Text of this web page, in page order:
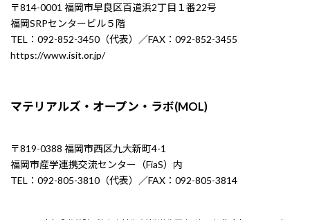
〒814-0001 福岡市早良区百道浜2丁目１番22号
福岡SRPセンタービル５階
TEL：092-852-3450（代表）／FAX：092-852-3455
https://www.isit.or.jp/
マテリアルズ・オープン・ラボ(MOL)
〒819-0388 福岡市西区九大新町4-1
福岡市産学連携交流センター（FiaS）内
TEL：092-805-3810（代表）／FAX：092-805-3814